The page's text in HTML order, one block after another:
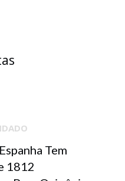
Tem
1812